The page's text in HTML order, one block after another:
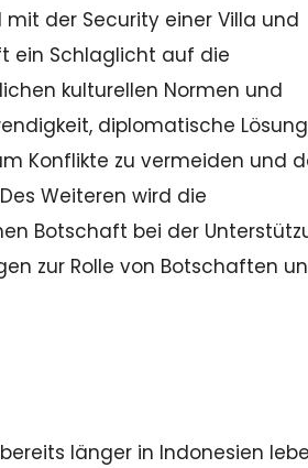
der Security einer Villa und
ein Schlaglicht auf die
kulturellen Normen und
diplomatische
Konflikte zu vermeiden und
Weiteren wird die
Botschaft bei der
zur Rolle von Botschaften
länger in Indonesien